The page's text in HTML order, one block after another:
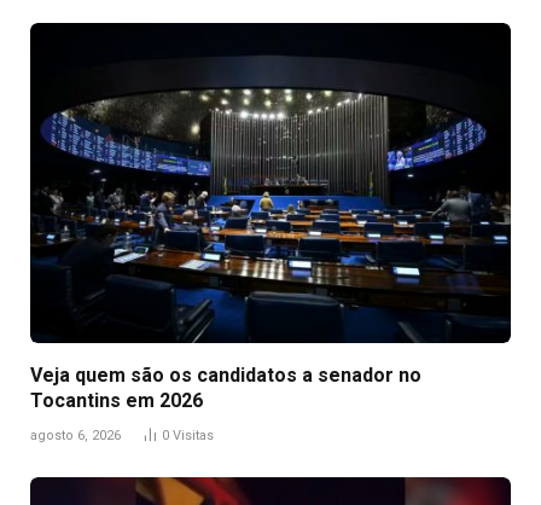
Veja quem são os candidatos a senador no
Tocantins em 2026
agosto 6, 2026 0 Visitas